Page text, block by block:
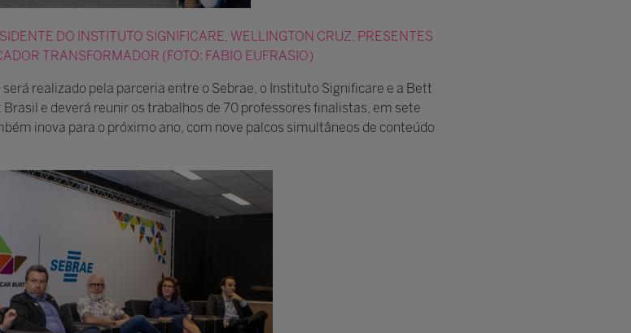
DO INSTITUTO SIGNIFICARE, WELLINGTON CRUZ, PRESENTES
TRANSFORMADOR (FOTO: FABIO EUFRASIO)
será realizado pela parceria entre o Sebrae, o Instituto Significare e a Bett
e deverá reunir os trabalhos de 70 professores finalistas, em sete
inova para o próximo ano, com nove palcos simultâneos de conteúdo